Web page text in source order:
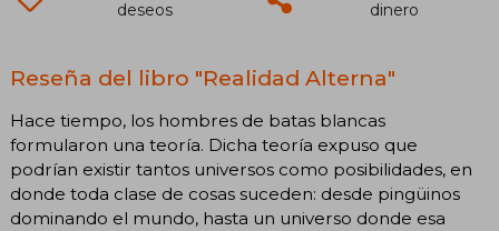
deseos
dinero
Reseña del libro "Realidad Alterna"
Hace tiempo, los hombres de batas blancas
formularon una teoría. Dicha teoría expuso que
podrían existir tantos universos como posibilidades, en
donde toda clase de cosas suceden: desde pingüinos
dominando el mundo, hasta un universo donde esa